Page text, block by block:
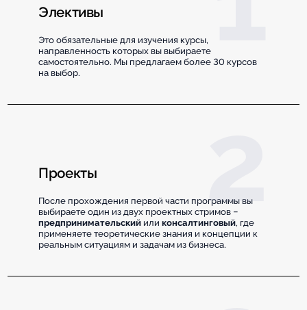
Элективы
Это обязательные для изучения курсы,
направленность которых вы выбираете
самостоятельно. Мы предлагаем более 30 курсов
на выбор.
Проекты
После прохождения первой части программы вы
выбираете один из двух проектных стримов –
предпринимательский или консалтинговый, где
применяете теоретические знания и концепции к
реальным ситуациям и задачам из бизнеса.